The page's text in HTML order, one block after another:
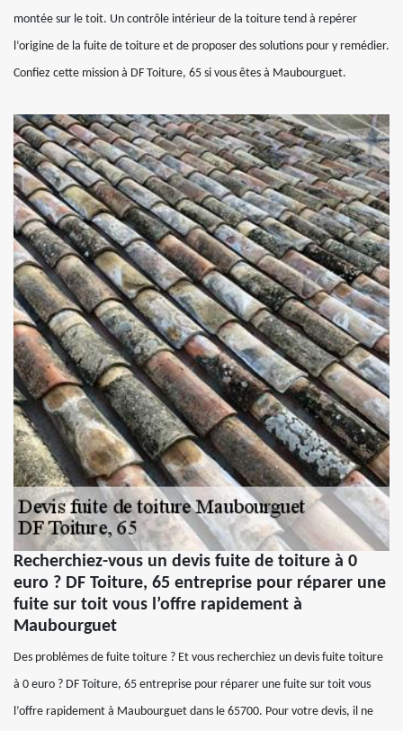
montée sur le toit. Un contrôle intérieur de la toiture tend à repérer
l’origine de la fuite de toiture et de proposer des solutions pour y remédier.
Confiez cette mission à DF Toiture, 65 si vous êtes à Maubourguet.
Recherchiez-vous un devis fuite de toiture à 0
euro ? DF Toiture, 65 entreprise pour réparer une
fuite sur toit vous l’offre rapidement à
Maubourguet
Des problèmes de fuite toiture ? Et vous recherchiez un devis fuite toiture
à 0 euro ? DF Toiture, 65 entreprise pour réparer une fuite sur toit vous
l’offre rapidement à Maubourguet dans le 65700. Pour votre devis, il ne